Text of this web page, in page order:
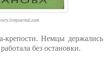
крепости. Немцы держались
без остановки.